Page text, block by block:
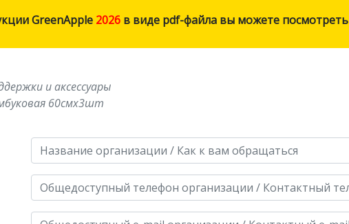
GreenApple 2026в виде pdf-файла вы можете посмотреть
и аксессуары
60cмх3шт